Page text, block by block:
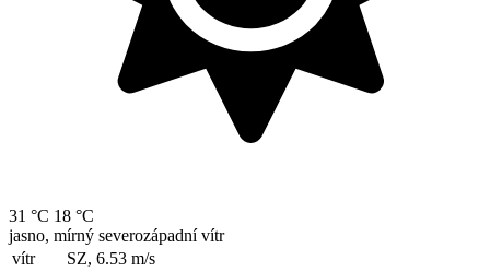
31 °C 18 °C
jasno, mírný severozápadní vítr
vítr
SZ, 6.53 m/s